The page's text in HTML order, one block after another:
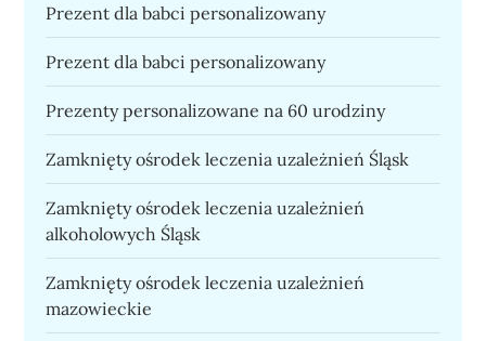
Prezent dla babci personalizowany
Prezent dla babci personalizowany
Prezenty personalizowane na 60 urodziny
Zamknięty ośrodek leczenia uzależnień Śląsk
Zamknięty ośrodek leczenia uzależnień
alkoholowych Śląsk
Zamknięty ośrodek leczenia uzależnień
mazowieckie